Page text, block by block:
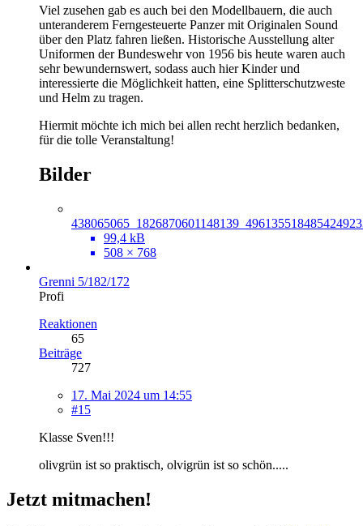
Viel zusehen gab es auch bei den Modellbauern, die auch
unteranderem Ferngesteuerte Panzer mit Originalen Sound
über den Platz fahren ließen. Historische Ausstellung alter
Uniformen der Bundeswehr von 1956 bis heute waren auch
sehr bewundernswert, sodass auch hier Kinder und
interessierte die Möglichkeit hatten, eine Splitterschutzweste
und Helm zu tragen.
Hiermit möchte ich mich bei allen recht herzlich bedanken,
für die tolle Veranstaltung!
Bilder
99,4 kB
508 × 768
Grenni 5/182/172
Profi
Reaktionen
65
Beiträge
727
17. Mai 2024 um 14:55
#15
Klasse Sven!!!
olivgrün ist so praktisch, olvigrün ist so schön.....
Jetzt mitmachen!